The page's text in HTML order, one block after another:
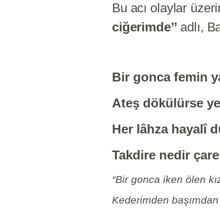
Bu acı olaylar
ciğerimde’’ adlı,
Bir gonca femin
Ateş dökülürse
Her lâhza hayalî
Takdire nedir
“Bir gonca iken ölen
Kederimden